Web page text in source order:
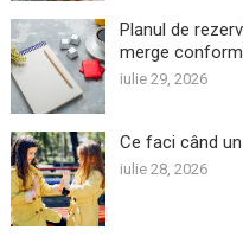
Planul de
merge
iulie 29, 2026
Ce faci când
iulie 28, 2026